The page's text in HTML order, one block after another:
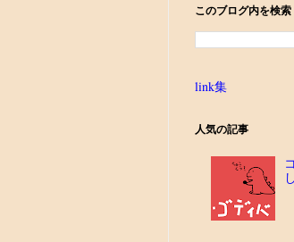
このブログ内を検索
link集
人気の記事